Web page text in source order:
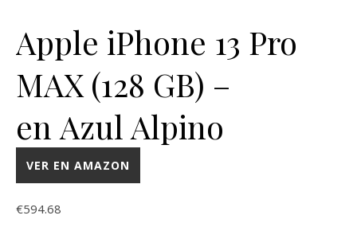
Apple iPhone 13 Pro
MAX (128 GB) –
en Azul Alpino
VER EN AMAZON
€594.68